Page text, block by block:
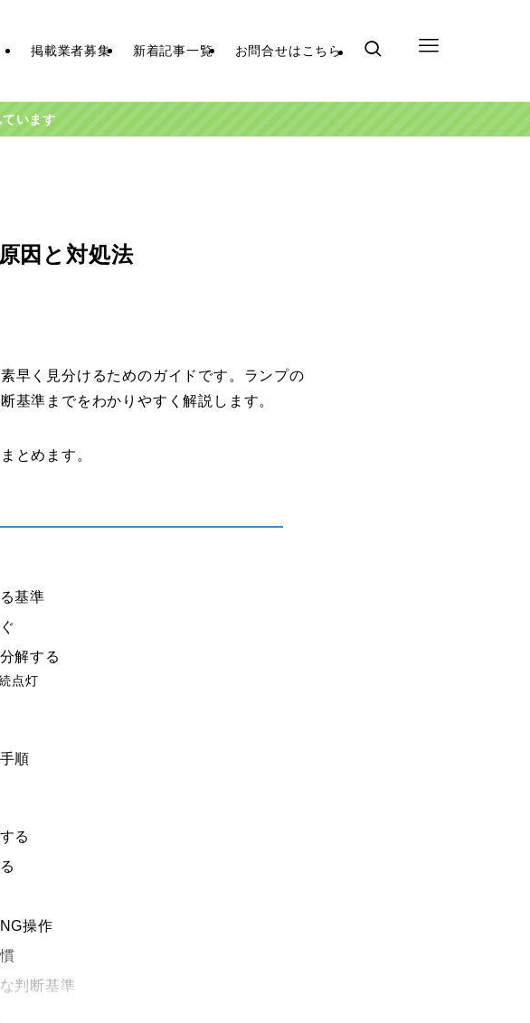
掲載業者募集 新着記事一覧 お問合せはこちら
います
因と対処法
早く見分けるためのガイドです。ランプの
基準までをわかりやすく解説します。
とめます。
基準
解する
点灯
順
る
操作
判断基準